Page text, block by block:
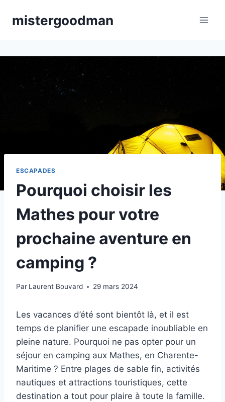
mistergoodman
ESCAPADES
Pourquoi choisir les
Mathes pour votre
prochaine aventure en
camping ?
Par Laurent Bouvard 29 mars 2024
Les vacances d’été sont bientôt là, et il est
temps de planifier une escapade inoubliable en
pleine nature. Pourquoi ne pas opter pour un
séjour en camping aux Mathes, en Charente-
Maritime ? Entre plages de sable fin, activités
nautiques et attractions touristiques, cette
destination a tout pour plaire à toute la famille.